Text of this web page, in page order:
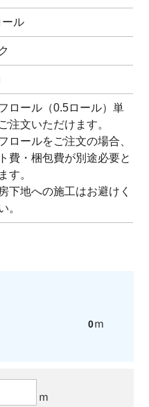
ール
ロール（0.5ロール）単
注文いただけます。
ロールをご注文の場合、
費・梱包費が別途必要と
す。
下地への施工はお避けく
。
0ｍ
ｍ